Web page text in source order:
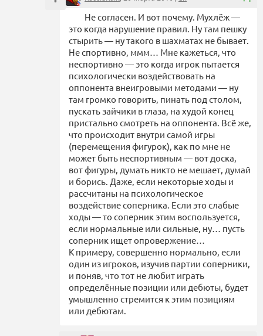
Не согласен. И вот почему. Мухлёж —
это когда нарушение правил. Ну там пешку
стырить — ну такого в шахматах не бывает.
Не спортивно, ммм… Мне кажеться, что
неспортивно — это когда игрок пытается
психологически воздействовать на
оппонента внеигровыми методами — ну
там громко говорить, пинать под столом,
пускать зайчики в глаза, на худой конец
пристально смотреть на оппонента. Всё же,
что происходит внутри самой игры
(перемещения фигурок), как по мне не
может быть неспортивным — вот доска,
вот фигуры, думать никто не мешает, думай
и борись. Даже, если некоторые ходы и
рассчитаны на психологическое
воздействие соперника. Если это слабые
ходы — то соперник этим воспользуется,
если нормальные или сильные, ну… пусть
соперник ищет опровержение…
К примеру, совершенно нормально, если
один из игроков, изучив партии соперники,
и поняв, что тот не любит играть
определённые позиции или дебюты, будет
умышленно стремится к этим позициям
или дебютам.